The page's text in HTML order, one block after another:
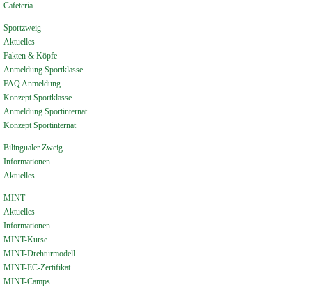
Cafeteria
Sportzweig
Aktuelles
Fakten & Köpfe
Anmeldung Sportklasse
FAQ Anmeldung
Konzept Sportklasse
Anmeldung Sportinternat
Konzept Sportinternat
Bilingualer Zweig
Informationen
Aktuelles
MINT
Aktuelles
Informationen
MINT-Kurse
MINT-Drehtürmodell
MINT-EC-Zertifikat
MINT-Camps